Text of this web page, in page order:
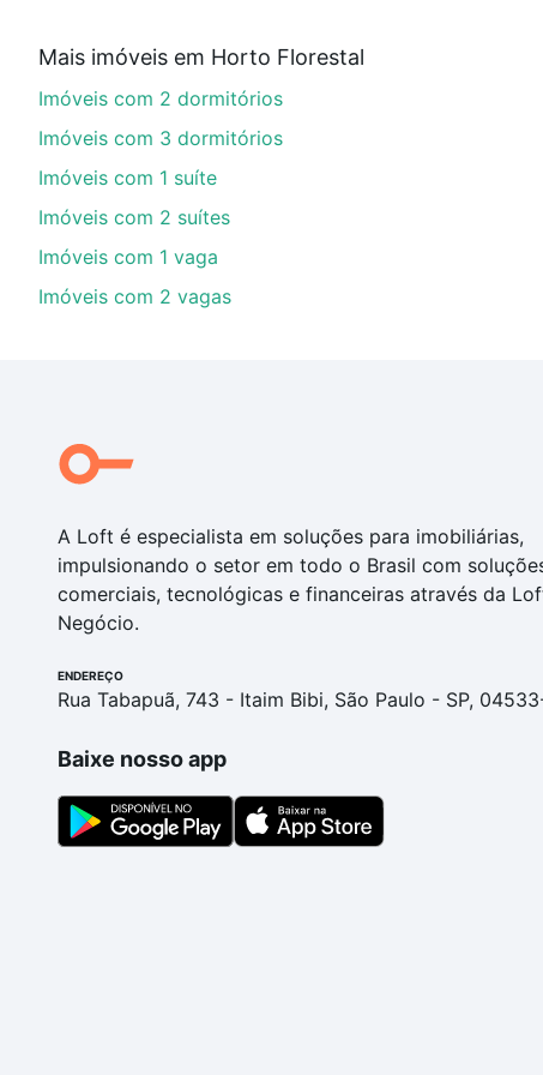
Aqui na Loft temos a oferta ideal para você, com
financiamento imobiliário as parcelas podem se
portal quanto custa comprar um apartamento e
Mais imóveis em Horto Florestal
Imóveis com 2 dormitórios
Imóveis com 3 dormitórios
Imóveis com 1 suíte
Imóveis com 2 suítes
Imóveis com 1 vaga
Imóveis com 2 vagas
A Loft é especialista em soluções para imobiliárias,
impulsionando o setor em todo o Brasil com
comerciais, tecnológicas e financeiras através da
Negócio.
ENDEREÇO
Rua Tabapuã, 743 - Itaim Bibi, São Paulo - SP,
Baixe nosso app